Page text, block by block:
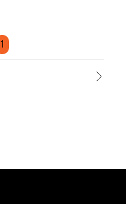
1